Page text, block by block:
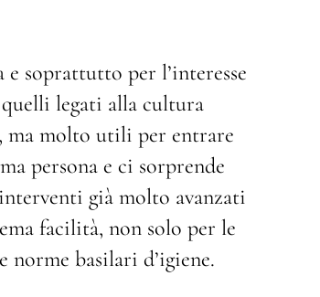
soprattutto per l’interesse
legati alla cultura
ma molto utili per entrare
persona e ci sorprende
già molto avanzati
facilità, non solo per le
norme basilari d’igiene.